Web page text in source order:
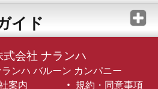
イド
式会社 ナランハ
ンハ バルーン カンパニー
案内 規約・同意事項